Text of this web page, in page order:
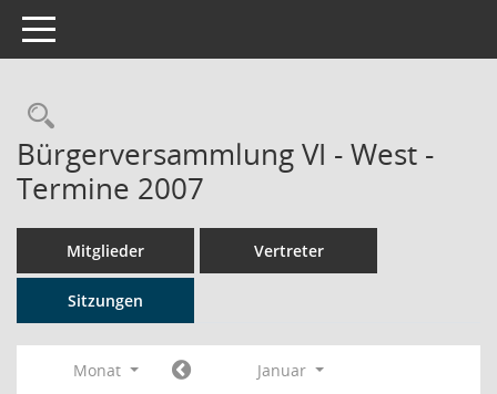
Toggle navigation
Rechercheauswahl
Bürgerversammlung VI - West -
Termine 2007
Mitglieder Vertreter
Sitzungen
Monat
Januar